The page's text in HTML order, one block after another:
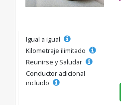
Igual a igual
Kilometraje ilimitado
Reunirse y Saludar
Conductor adicional
incluido